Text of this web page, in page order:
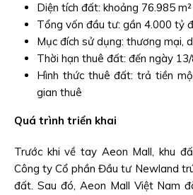
Diện tích đất: khoảng 76.985
Tổng vốn đầu tư: gần 4.000 tỷ
Mục đích sử dụng: thương mại,
Thời hạn thuê đất: đến ngày
Hình thức thuê đất: trả tiền
gian thuê
Quá trình triển khai
Trước khi về tay Aeon Mall, khu
Công ty Cổ phần Đầu tư Newland
đất. Sau đó, Aeon Mall Việt Nam